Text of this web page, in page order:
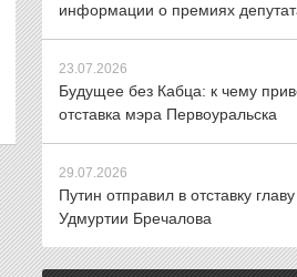
информации о премиях
23.07.2026
Будущее без Кабца: к чему
отставка мэра Первоуральска
29.07.2026
Путин отправил в отставку главу
Удмуртии Бречалова